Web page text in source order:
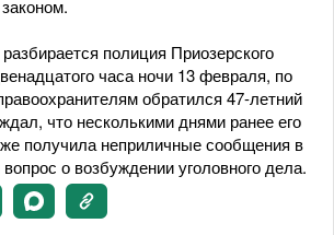
полиция Приозерского
часа ночи 13 февраля, по
обратился 47-летний
что несколькими днями ранее его
получила неприличные сообщения в
о возбуждении уголовного дела.